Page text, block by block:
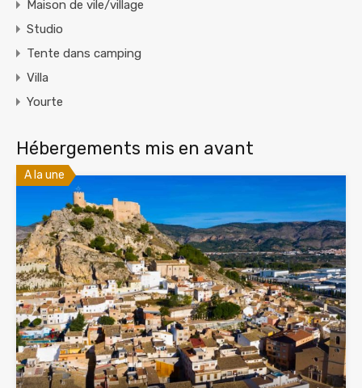
Maison de vile/village
Studio
Tente dans camping
Villa
Yourte
Hébergements mis en avant
A la une